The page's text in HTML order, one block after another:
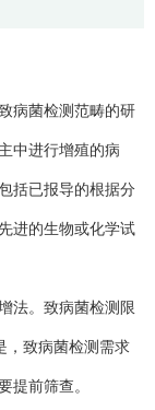
病菌检测范畴的研
中进行增殖的病
括已报导的根据分
进的生物或化学试
法。致病菌检测限
，致病菌检测需求
提前筛查。